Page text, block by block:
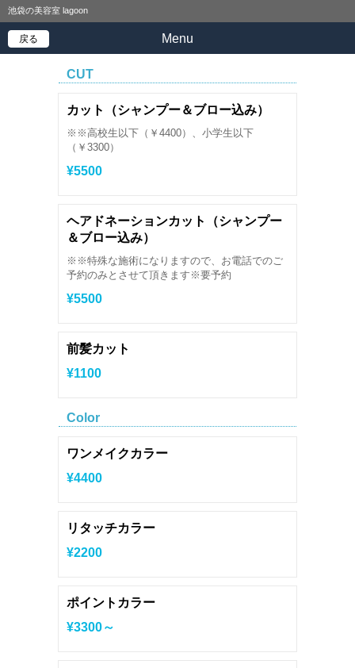
池袋の美容室 lagoon
Menu
戻る
CUT
カット（シャンプー＆ブロー込み）
※※高校生以下（￥4400）、小学生以下
（￥3300）
¥5500
ヘアドネーションカット（シャンプー
＆ブロー込み）
※※特殊な施術になりますので、お電話でのご
予約のみとさせて頂きます※要予約
¥5500
前髪カット
¥1100
Color
ワンメイクカラー
¥4400
リタッチカラー
¥2200
ポイントカラー
¥3300～